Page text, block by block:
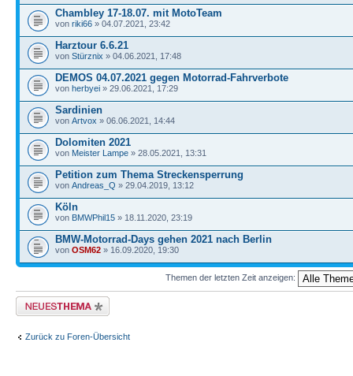
Chambley 17-18.07. mit MotoTeam
von riki66 » 04.07.2021, 23:42
Harztour 6.6.21
von Stürznix » 04.06.2021, 17:48
DEMOS 04.07.2021 gegen Motorrad-Fahrverbote
von herbyei » 29.06.2021, 17:29
Sardinien
von Artvox » 06.06.2021, 14:44
Dolomiten 2021
von Meister Lampe » 28.05.2021, 13:31
Petition zum Thema Streckensperrung
von Andreas_Q » 29.04.2019, 13:12
Köln
von BMWPhil15 » 18.11.2020, 23:19
BMW-Motorrad-Days gehen 2021 nach Berlin
von OSM62 » 16.09.2020, 19:30
Themen der letzten Zeit anzeigen:
Neues Thema erstellen
Zurück zu Foren-Übersicht